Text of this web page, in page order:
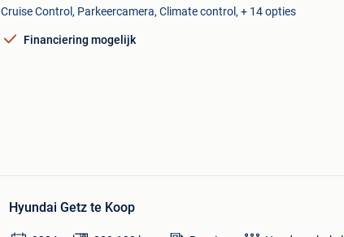
Cruise Control, Parkeercamera, Climate control, + 14 opties
Financiering mogelijk
Hyundai Getz te Koop